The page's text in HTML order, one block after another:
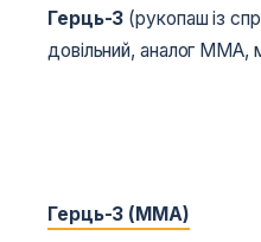
Герць-3 (рукопаш із
довільний, аналог ММА,
Герць-3 (ММА)